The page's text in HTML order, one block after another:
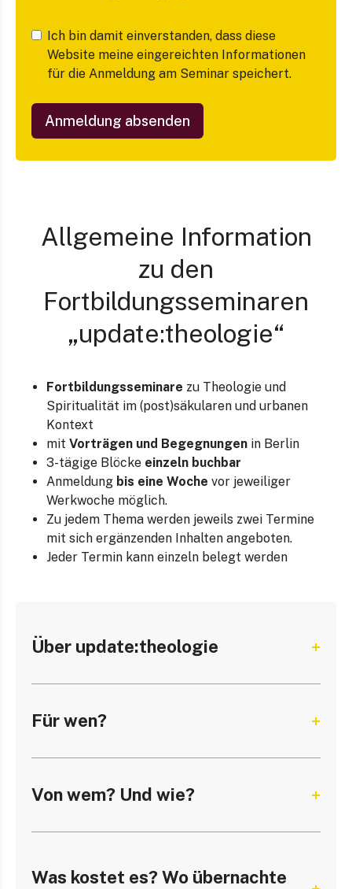
Ich bin damit einverstanden, dass diese
Website meine eingereichten Informationen
für die Anmeldung am Seminar speichert.
Anmeldung absenden
Allgemeine Information
zu den
Fortbildungsseminaren
„update:theologie“
Fortbildungsseminare zu Theologie und
Spiritualität im (post)säkularen und urbanen
Kontext
mitVorträgen und Begegnungen in Berlin
3-tägige Blöcke einzeln buchbar
Anmeldung bis eine Wochevor jeweiliger
Werkwoche möglich.
Zu jedem Thema werden jeweils zwei Termine
mit sich ergänzenden Inhalten angeboten.
Jeder Termin kann einzeln belegt werden
Über update:theologie
Für wen?
Von wem? Und wie?
Was kostet es? Wo übernachte